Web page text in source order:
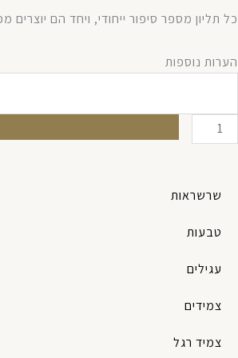
כל תליון מספר סיפור ייחודי, ויחד הם
הערות נוספות
כמות
תליונים
שבטיים
שרשראות
טבעות
עגילים
צמידים
צמיד רגל